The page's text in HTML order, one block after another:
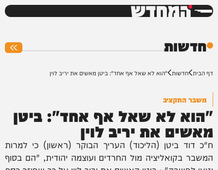
המחדש
חדשות
דף הבית חדשות "הוא לא שאל אף אחד": ביטן מאשים את יריב לוין
משבר התקציב
"הוא לא שאל אף אחד": ביטן
מאשים את יריב לוין
ח"כ דוד ביטן (הליכוד) העריך הבוקר (ראשון) כי למרות
המשבר בקואליציה מול החרדים ועוצמה יהודית, "הם בסוף